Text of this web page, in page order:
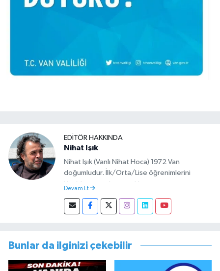
EDITÖR HAKKINDA
Nihat Işık
Nihat Işık (Vanlı Nihat Hoca) 1972 Van
doğumludur. İlk/Orta/Lise öğrenimlerini
Van’da tamamlamıştır. Hacettepe mezunu
başlamıştır. Asteğmen olarak yaptığı vatani
görevi dönüşü Van Sosyal Hizmetler İl
görevini yürütürken istifa edip sosyal medyayı
tercih etmiştir.
Devam Et
Bunlar da ilginizi çekebilir